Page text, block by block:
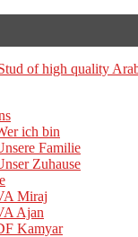
of high quality
ich bin
Familie
Zuhause
Miraj
Ajan
Kamyar